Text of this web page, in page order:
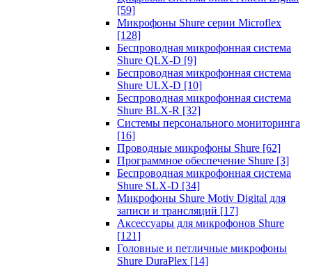
[59]
Микрофоны Shure серии Microflex
[128]
Беспроводная микрофонная система
Shure QLX-D [9]
Беспроводная микрофонная система
Shure ULX-D [10]
Беспроводная микрофонная система
Shure BLX-R [32]
Системы персонального мониторинга
[16]
Проводные микрофоны Shure [62]
Программное обеспечение Shure [3]
Беспроводная микрофонная система
Shure SLX-D [34]
Микрофоны Shure Motiv Digital для
записи и трансляций [17]
Аксессуары для микрофонов Shure
[121]
Головные и петличные микрофоны
Shure DuraPlex [14]